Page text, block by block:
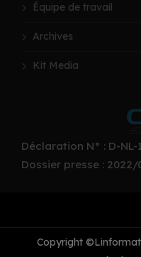
Équipe de travail
Archives
Kit Media
Déclaration N° : D-
Dossier presse : 2022/
Copyright